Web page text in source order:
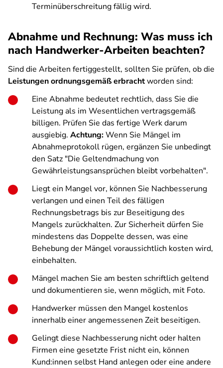
Terminüberschreitung fällig wird.
Abnahme und Rechnung: Was muss ich
nach Handwerker-Arbeiten beachten?
Sind die Arbeiten fertiggestellt, sollten Sie prüfen, ob die
Leistungen ordnungsgemäß erbrachtworden sind:
Eine Abnahme bedeutet rechtlich, dass Sie die
Leistung als im Wesentlichen vertragsgemäß
billigen. Prüfen Sie das fertige Werk darum
ausgiebig. Achtung:Wenn Sie Mängel im
Abnahmeprotokoll rügen, ergänzen Sie unbedingt
den Satz "Die Geltendmachung von
Gewährleistungsansprüchen bleibt vorbehalten".
Liegt ein Mangel vor, können Sie Nachbesserung
verlangen und einen Teil des fälligen
Rechnungsbetrags bis zur Beseitigung des
Mangels zurückhalten. Zur Sicherheit dürfen Sie
mindestens das Doppelte dessen, was eine
Behebung der Mängel voraussichtlich kosten wird,
einbehalten.
Mängel machen Sie am besten schriftlich geltend
und dokumentieren sie, wenn möglich, mit Foto.
Handwerker müssen den Mangel kostenlos
innerhalb einer angemessenen Zeit beseitigen.
Gelingt diese Nachbesserung nicht oder halten
Firmen eine gesetzte Frist nicht ein, können
Kund:innen selbst Hand anlegen oder eine andere